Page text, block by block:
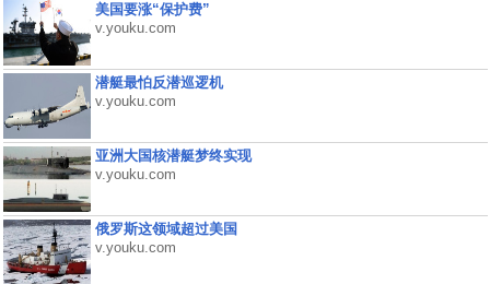
美国要涨“保护费”
v.youku.com
潜艇最怕反潜巡逻机
v.youku.com
亚洲大国核潜艇梦终实现
v.youku.com
俄罗斯这领域超过美国
v.youku.com